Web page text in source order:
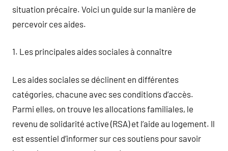
situation précaire. Voici un guide sur la manière de
percevoir ces aides.
1. Les principales aides sociales à connaître
Les aides sociales se déclinent en différentes
catégories, chacune avec ses conditions d’accès.
Parmi elles, on trouve les allocations familiales, le
revenu de solidarité active (RSA) et l’aide au logement. Il
est essentiel d’informer sur ces soutiens pour savoir